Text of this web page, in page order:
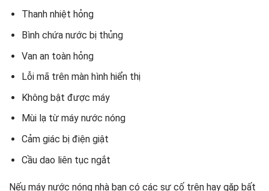
Thanh nhiệt hỏng
Bình chứa nước bị thủng
Van an toàn hỏng
Lỗi mã trên màn hình hiển thị
Không bật được máy
Mùi lạ từ máy nước nóng
Cảm giác bị điện giật
Cầu dao liên tục ngắt
Nếu máy nước nóng nhà bạn có các sự cố trên hay gặp bất